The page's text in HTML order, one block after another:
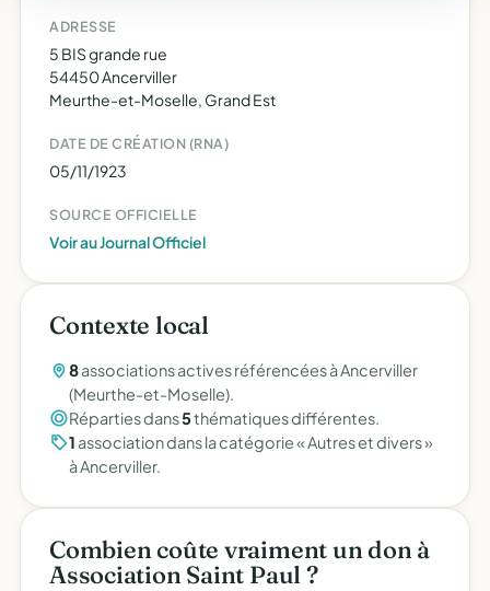
ADRESSE
5 BIS grande rue
54450 Ancerviller
Meurthe-et-Moselle, Grand Est
DATE DE CRÉATION (RNA)
05/11/1923
SOURCE OFFICIELLE
Voir au Journal Officiel
Contexte local
8associations actives référencées à Ancerviller
(Meurthe-et-Moselle).
Réparties dans5thématiques différentes.
1 association dans la catégorie « Autres et divers »
à Ancerviller.
Combien coûte vraiment un don à
Association Saint Paul ?